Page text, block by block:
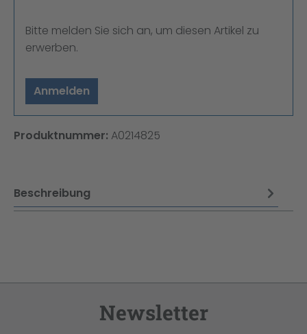
Bitte melden Sie sich an, um diesen Artikel zu
erwerben.
Anmelden
Produktnummer: A0214825
Beschreibung
Newsletter